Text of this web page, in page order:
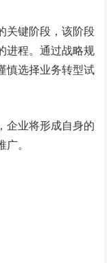
关键阶段，该阶段
进程。通过战略规
慎选择业务转型试
企业将形成自身的
。